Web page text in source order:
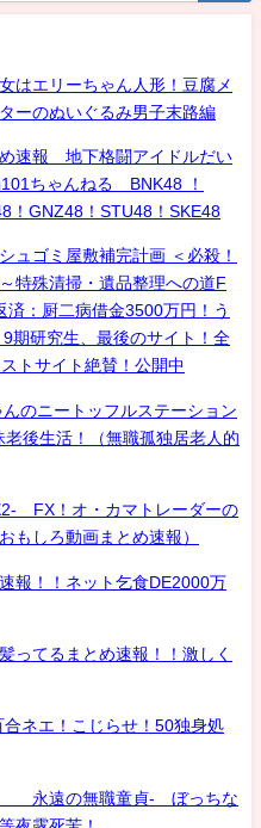
はエリーちゃん人形！豆腐メ
ーのぬいぐるみ男子末路編
速報 地下格闘アイドルだい
ちゃんねる BNK48 ！
！GNZ48！STU48！SKE48
ュゴミ屋敷補完計画 ＜必殺！
特殊清掃・遺品整理への道F
：厨二病借金3500万円！う
期研究生、最後のサイト！全
トサイト絶賛！公開中
のニートッフルステーション
後生活！（無職孤独居老人的
FX！オ・カマトレーダーの
しろ動画まとめ速報）
報！！ネット乞食DE2000万
ってるまとめ速報！！激しく
ネエ！こじらせ！50独身処
永遠の無職童貞- ぼっちな